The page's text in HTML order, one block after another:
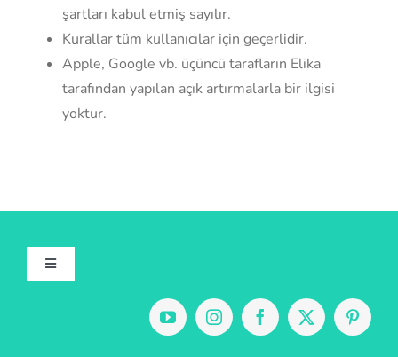
şartları kabul etmiş sayılır.
Kurallar tüm kullanıcılar için geçerlidir.
Apple, Google vb. üçüncü tarafların Elika
tarafından yapılan açık artırmalarla bir ilgisi
yoktur.
Toggle